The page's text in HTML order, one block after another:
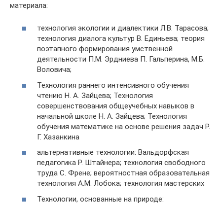
материала:
технология экологии и диалектики Л.В. Тарасова;
технология диалога культур В. Единьева; теория
поэтапного формирования умственной
деятельности П.М. Эрдниева П. Гальперина, М.Б.
Воловича;
Технология раннего интенсивного обучения
чтению Н. А. Зайцева; Технология
совершенствования общеучебных навыков в
начальной школе Н. А. Зайцева; Технология
обучения математике на основе решения задач Р.
Г. Хазанкина
альтернативные технологии: Вальдорфская
педагогика Р. Штайнера; технология свободного
труда С. Френе; вероятностная образовательная
технология А.М. Лобока; технология мастерских
Технологии, основанные на природе: